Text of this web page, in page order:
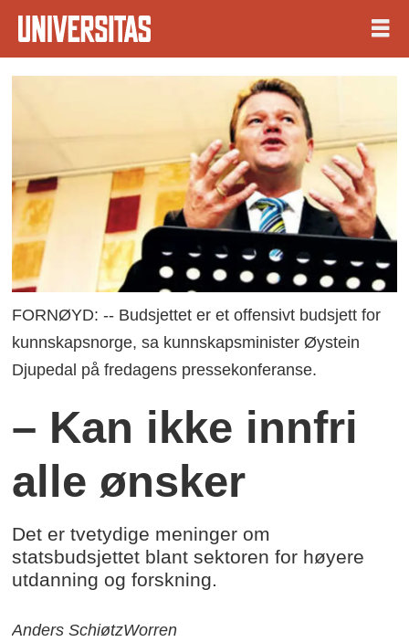
FORNØYD: -- Budsjettet er et offensivt budsjett for
kunnskapsnorge, sa kunnskapsminister Øystein
Djupedal på fredagens pressekonferanse.
– Kan ikke innfri
alle ønsker
Det er tvetydige meninger om
statsbudsjettet blant sektoren for høyere
utdanning og forskning.
Anders SchiøtzWorren